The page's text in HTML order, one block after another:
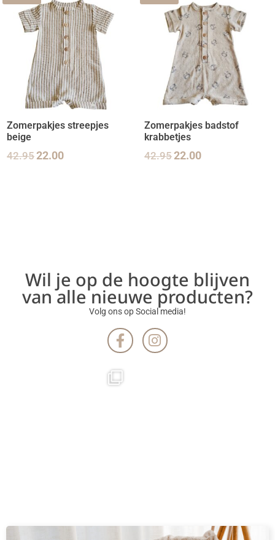
Zomerpakjes streepjes
beige
42.9522.00
Zomerpakjes badstof
krabbetjes
42.9522.00
Wil je op de hoogte blijven
van alle nieuwe producten?
Volg ons op Social media!